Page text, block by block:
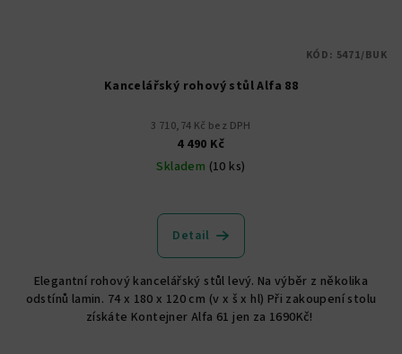
Kancelářský rohový stůl Alfa 88
3 710,74 Kč bez DPH
4 490 Kč
Skladem (10 ks)
Detail
Elegantní rohový kancelářský stůl levý. Na výběr z několika
odstínů lamin. 74 x 180 x 120 cm (v x š x hl) Při zakoupení stolu
získáte Kontejner Alfa 61 jen za 1690Kč!
KÓD: 5471/BUK